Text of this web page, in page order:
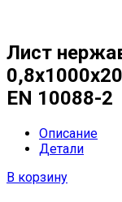
Лист
EN 10088-2
Описание
Детали
В корзину